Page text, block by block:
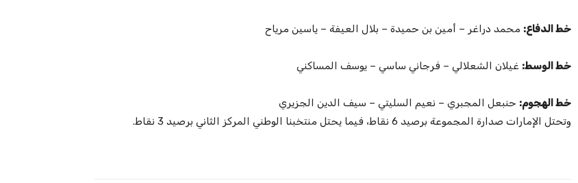
خط الدفاع: محمد دراغر – أمين بن حميدة – بلال العيفة – ياسين مرياح
خط الوسط: غيلان الشعلالي – فرجاني ساسي – يوسف المساكني
خط الهجوم: حنبعل المجبري – نعيم السليتي – سيف الدين الجزيري
وتحتل الإمارات صدارة المجموعة برصيد 6 نقاط، فيما يحتل منتخبنا الوطني المركز الثاني برصيد 3 نقاط.